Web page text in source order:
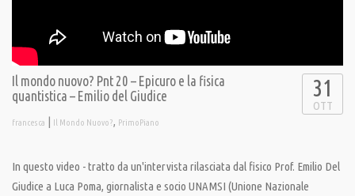
Il mondo nuovo? Pnt 20 – Epicuro e la fisica
quantistica – Emilio del Giudice
francesca | Il Mondo Nuovo?, PrimoPiano
31
OTT
In questo video - tratto da un'intervista rilasciata dal fisico Prof. Emilio Del
Giudice a Luca Poma, giornalista e socio UNAMSI (Unione Nazionale